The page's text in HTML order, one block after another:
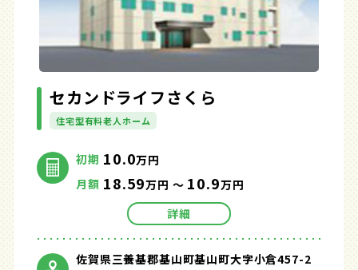
セカンドライフさくら
住宅型有料老人ホーム
初期 10.0万円
月額 18.59万円 ～ 10.9万円
詳細
佐賀県三養基郡基山町基山町大字小倉457-2